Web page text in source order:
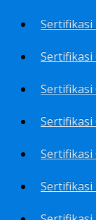
Sertifikasi